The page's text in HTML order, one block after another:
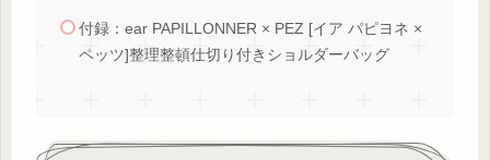
付録：ear PAPILLONNER × PEZ [イア パピヨネ ×
ペッツ]整理整頓仕切り付きショルダーバッグ